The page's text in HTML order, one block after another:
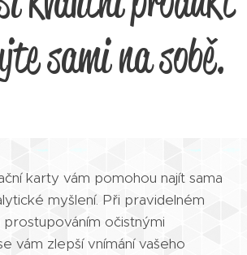
sami na sobě.
karty vám pomohou najít sama
myšlení. Při pravidelném
očistnými
vám zlepší vnímání vašeho